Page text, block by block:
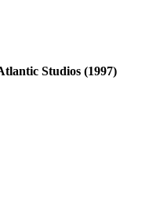
Studios (1997)